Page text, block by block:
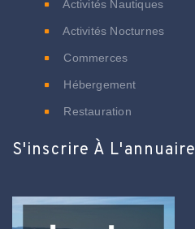
Activités Nautiques
Activités Nocturnes
Commerces
Hébergement
Restauration
S'inscrire À L'annuaire